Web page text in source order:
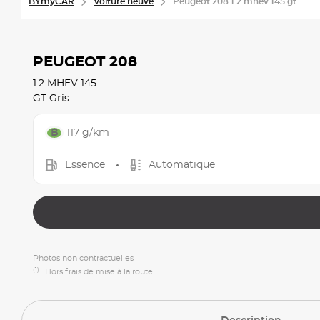
PEUGEOT 208
1.2 MHEV 145
GT Gris
117 g/km
Essence Automatique
Photos non contractuelles
(1) Hors frais de mise à la route.